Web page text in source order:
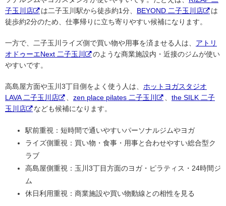
子玉川店
は二子玉川駅から徒歩約1分、 BEYOND 二子玉川店
は
徒歩約2分のため、仕事帰りに立ち寄りやすい候補になります。
一方で、二子玉川ライズ側で買い物や用事を済ませる人は、 アトリ
オドゥーエNext 二子玉川
のような商業施設内・近接のジムが使い
やすいです。
高島屋方面や玉川3丁目側をよく使う人は、 ホットヨガスタジオ
LAVA 二子玉川店
zen place pilates 二子玉川
the SILK 二子
玉川店
なども候補になります。
駅前重視：短時間で通いやすいパーソナルジムやヨガ
ライズ側重視：買い物・食事・用事と合わせやすい総合型ク
ラブ
高島屋側重視：玉川3丁目方面のヨガ・ピラティス・24時間ジ
ム
休日利用重視：商業施設や買い物動線との相性を見る